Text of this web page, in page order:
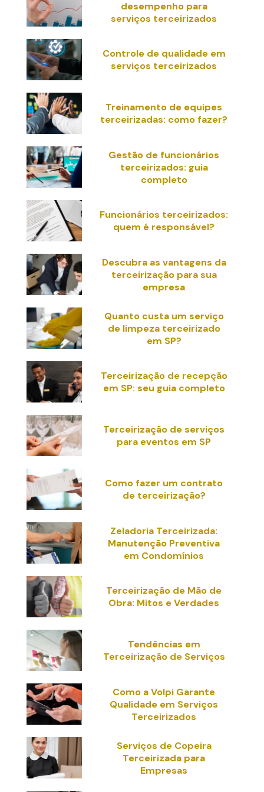
desempenho para
serviços terceirizados
Controle de qualidade em
serviços terceirizados
Treinamento de equipes
terceirizadas: como fazer?
Gestão de funcionários
terceirizados: guia
completo
Funcionários terceirizados:
quem é responsável?
Descubra as vantagens da
terceirização para sua
empresa
Quanto custa um serviço
de limpeza terceirizado
em SP?
Terceirização de recepção
em SP: seu guia completo
Terceirização de serviços
para eventos em SP
Como fazer um contrato
de terceirização?
Zeladoria Terceirizada:
Manutenção Preventiva
em Condomínios
Terceirização de Mão de
Obra: Mitos e Verdades
Tendências em
Terceirização de Serviços
Como a Volpi Garante
Qualidade em Serviços
Terceirizados
Serviços de Copeira
Terceirizada para
Empresas